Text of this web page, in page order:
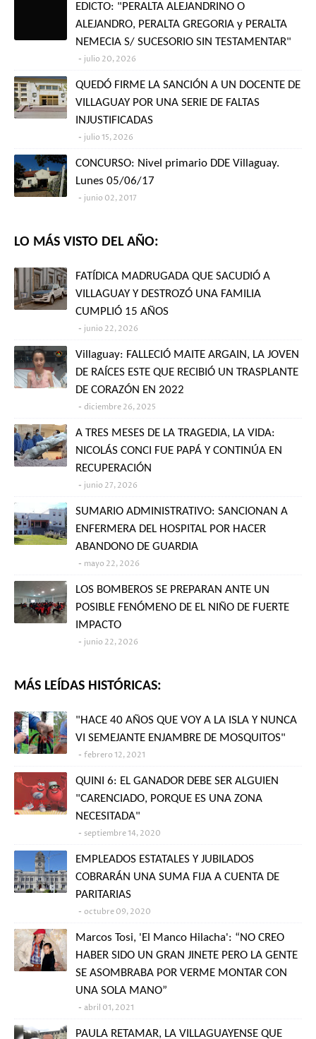
EDICTO: "PERALTA ALEJANDRINO O
ALEJANDRO, PERALTA GREGORIA y PERALTA
NEMECIA S/ SUCESORIO SIN TESTAMENTAR"
julio 20, 2026
QUEDÓ FIRME LA SANCIÓN A UN DOCENTE DE
VILLAGUAY POR UNA SERIE DE FALTAS
INJUSTIFICADAS
julio 15, 2026
CONCURSO: Nivel primario DDE Villaguay.
Lunes 05/06/17
junio 02, 2017
LO MÁS VISTO DEL AÑO:
FATÍDICA MADRUGADA QUE SACUDIÓ A
VILLAGUAY Y DESTROZÓ UNA FAMILIA
CUMPLIÓ 15 AÑOS
junio 22, 2026
Villaguay: FALLECIÓ MAITE ARGAIN, LA JOVEN
DE RAÍCES ESTE QUE RECIBIÓ UN TRASPLANTE
DE CORAZÓN EN 2022
diciembre 26, 2025
A TRES MESES DE LA TRAGEDIA, LA VIDA:
NICOLÁS CONCI FUE PAPÁ Y CONTINÚA EN
RECUPERACIÓN
junio 27, 2026
SUMARIO ADMINISTRATIVO: SANCIONAN A
ENFERMERA DEL HOSPITAL POR HACER
ABANDONO DE GUARDIA
mayo 22, 2026
LOS BOMBEROS SE PREPARAN ANTE UN
POSIBLE FENÓMENO DE EL NIÑO DE FUERTE
IMPACTO
junio 22, 2026
MÁS LEÍDAS HISTÓRICAS:
"HACE 40 AÑOS QUE VOY A LA ISLA Y NUNCA
VI SEMEJANTE ENJAMBRE DE MOSQUITOS"
febrero 12, 2021
QUINI 6: EL GANADOR DEBE SER ALGUIEN
"CARENCIADO, PORQUE ES UNA ZONA
NECESITADA"
septiembre 14, 2020
EMPLEADOS ESTATALES Y JUBILADOS
COBRARÁN UNA SUMA FIJA A CUENTA DE
PARITARIAS
octubre 09, 2020
Marcos Tosi, 'El Manco Hilacha': “NO CREO
HABER SIDO UN GRAN JINETE PERO LA GENTE
SE ASOMBRABA POR VERME MONTAR CON
UNA SOLA MANO”
abril 01, 2021
PAULA RETAMAR, LA VILLAGUAYENSE QUE